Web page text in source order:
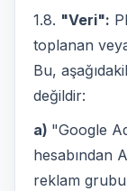
1.8. "Veri":
toplanan
Bu,
değildir:
a) "Google
hesabından
reklam